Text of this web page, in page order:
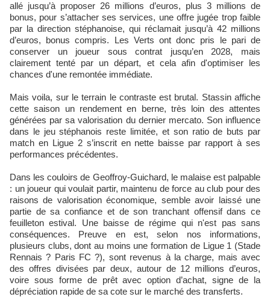
allé jusqu’à proposer 26 millions d’euros, plus 3 millions de
bonus, pour s’attacher ses services, une offre jugée trop faible
par la direction stéphanoise, qui réclamait jusqu’à 42 millions
d’euros, bonus compris. Les Verts ont donc pris le pari de
conserver un joueur sous contrat jusqu’en 2028, mais
clairement tenté par un départ, et cela afin d'optimiser les
chances d'une remontée immédiate.
Mais voila, sur le terrain le contraste est brutal. Stassin affiche
cette saison un rendement en berne, très loin des attentes
générées par sa valorisation du dernier mercato. Son influence
dans le jeu stéphanois reste limitée, et son ratio de buts par
match en Ligue 2 s’inscrit en nette baisse par rapport à ses
performances précédentes.
Dans les couloirs de Geoffroy‑Guichard, le malaise est palpable
: un joueur qui voulait partir, maintenu de force au club pour des
raisons de valorisation économique, semble avoir laissé une
partie de sa confiance et de son tranchant offensif dans ce
feuilleton estival. Une baisse de régime qui n'est pas sans
conséquences. Preuve en est, selon nos informations,
plusieurs clubs, dont au moins une formation de Ligue 1 (Stade
Rennais ? Paris FC ?), sont revenus à la charge, mais avec
des offres divisées par deux, autour de 12 millions d’euros,
voire sous forme de prêt avec option d’achat, signe de la
dépréciation rapide de sa cote sur le marché des transferts.